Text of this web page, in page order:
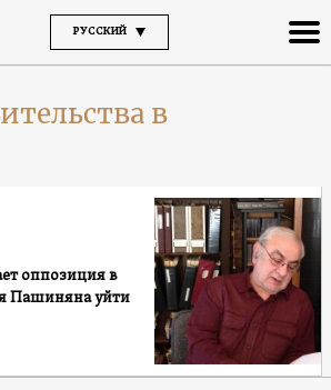
РУССКИЙ
в
оппозиция в
Пашиняна уйти